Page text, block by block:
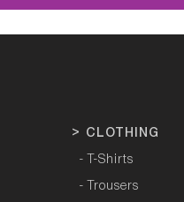
> CLOTHING
- T-Shirts
- Trousers